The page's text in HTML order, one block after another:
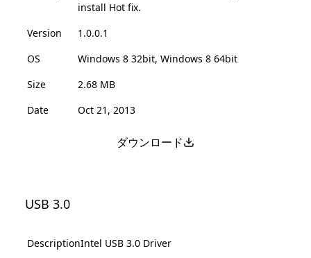
install Hot fix.
Version
1.0.0.1
OS
Windows 8 32bit, Windows 8 64bit
Size
2.68 MB
Date
Oct 21, 2013
ダウンロード
USB 3.0
DescriptionIntel USB 3.0 Driver